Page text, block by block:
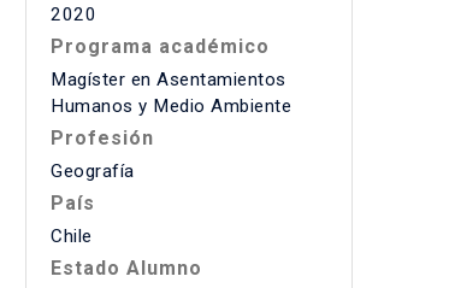
2020
Programa académico
Magíster en Asentamientos
Humanos y Medio Ambiente
Profesión
Geografía
País
Chile
Estado Alumno